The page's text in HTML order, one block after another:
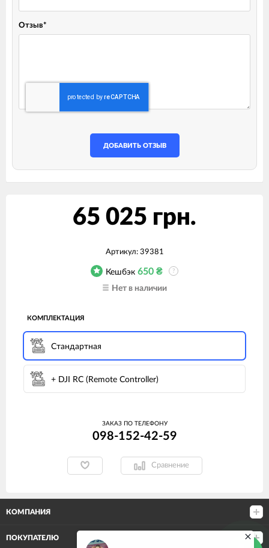
Отзыв*
ДОБАВИТЬ ОТЗЫВ
65 025 грн.
Артикул: 39381
Кешбэк 650 ₴ ?
Нет в наличии
КОМПЛЕКТАЦИЯ
Стандартная
+ DJI RC (Remote Controller)
ЗАКАЗ ПО ТЕЛЕФОНУ
098-152-42-59
Сравнение
КОМПАНИЯ
ПОКУПАТЕЛЮ